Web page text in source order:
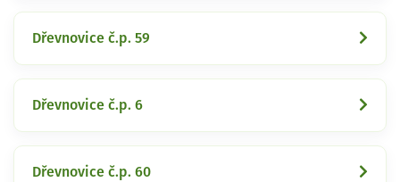
Dřevnovice č.p. 59
Dřevnovice č.p. 6
Dřevnovice č.p. 60